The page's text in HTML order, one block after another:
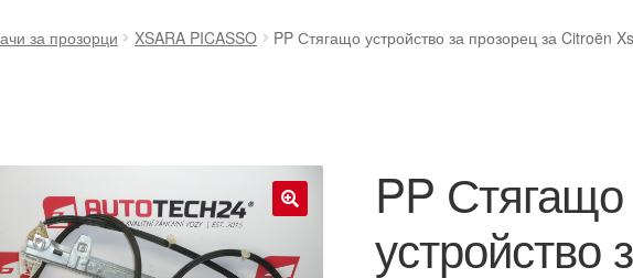
за прозорци XSARA PICASSO
PP Стягащо устройство за прозорец за Citroën
PP Стягащо
устройство